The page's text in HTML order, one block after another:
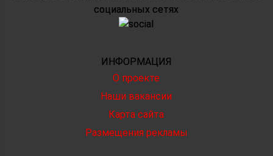
социальных сетях
ИНФОРМАЦИЯ
О проекте
Наши вакансии
Карта сайта
Размещения рекламы